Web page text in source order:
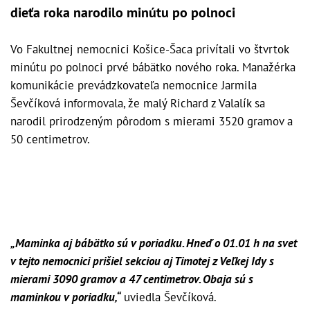
dieťa roka narodilo minútu po polnoci
Vo Fakultnej nemocnici Košice-Šaca privítali vo štvrtok
minútu po polnoci prvé bábätko nového roka. Manažérka
komunikácie prevádzkovateľa nemocnice Jarmila
Ševčíková informovala, že malý Richard z Valalík sa
narodil prirodzeným pôrodom s mierami 3520 gramov a
50 centimetrov.
„Maminka aj bábätko sú v poriadku. Hneď o 01.01 h na svet
v tejto nemocnici prišiel sekciou aj Timotej z Veľkej Idy s
mierami 3090 gramov a 47 centimetrov. Obaja sú s
maminkou v poriadku,“uviedla Ševčíková.